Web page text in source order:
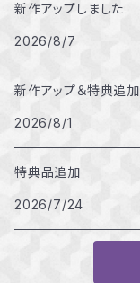
新作アップしました
2026/8/7
新作アップ＆特典追加
2026/8/1
特典品追加
2026/7/24